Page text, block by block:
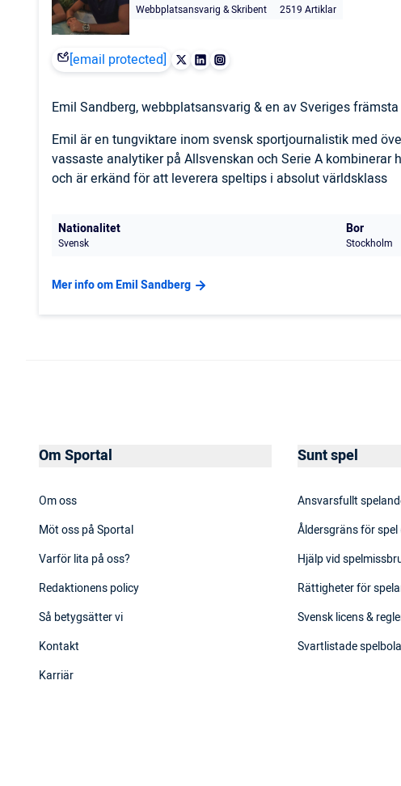
Webbplatsansvarig & Skribent
2519 Artiklar
[email protected]
Emil Sandberg, webbplatsansvarig & en av Sveriges
Emil är en tungviktare inom svensk sportjournalistik med
vassaste analytiker på Allsvenskan och Serie A
och är erkänd för att leverera speltips i absolut världsklass
Nationalitet
Svensk
Bor
Stockholm
Mer info om Emil Sandberg
Om Sportal
Om oss
Möt oss på Sportal
Varför lita på oss?
Redaktionens policy
Så betygsätter vi
Kontakt
Karriär
Sunt spel
Ansvarsfullt
Åldersgräns för spel
Hjälp vid
Rättigheter för
Svensk licens &
Svartlistade